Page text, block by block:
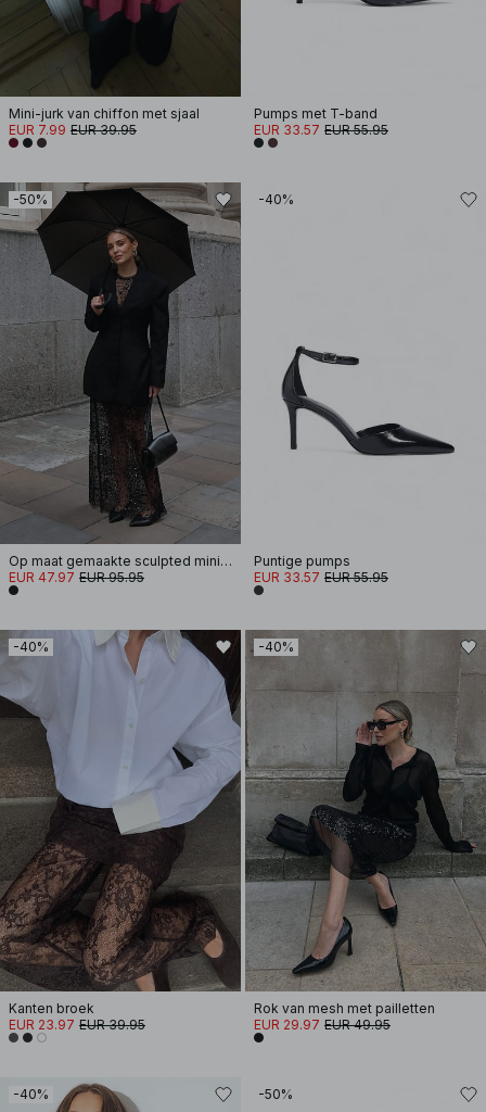
Mini-jurk van chiffon met sjaal
EUR 7.99 EUR 39.95
Pumps met T-band
EUR 33.57 EUR 55.95
-50%
Op maat gemaakte sculpted mini-jurk met blazer
EUR 47.97 EUR 95.95
-40%
Puntige pumps
EUR 33.57 EUR 55.95
-40%
Kanten broek
EUR 23.97 EUR 39.95
-40%
Rok van mesh met pailletten
EUR 29.97 EUR 49.95
-40% -50%